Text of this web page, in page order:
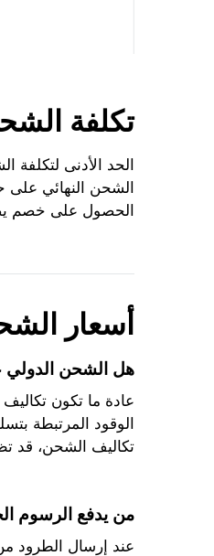
تكلفة
الشحن النهائي على
الحصول على خصم يصل إلى 10% على تكلفة الشحن من الولايات المتحدة
أسعار
هل الشحن الدولي
عادة ما تكون
الوقود المرتبطة
تكاليف الشحن، قد
من يدفع الرسوم
عند إرسال الطرود